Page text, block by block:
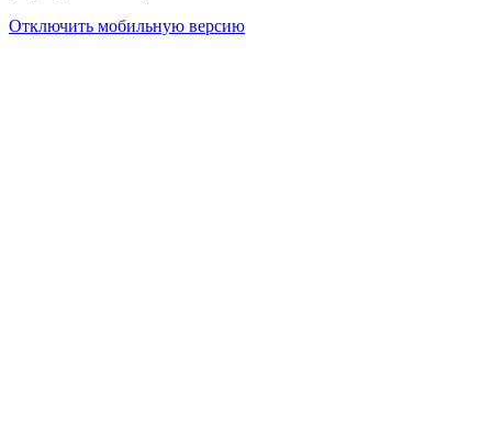
Отключить мобильную версию